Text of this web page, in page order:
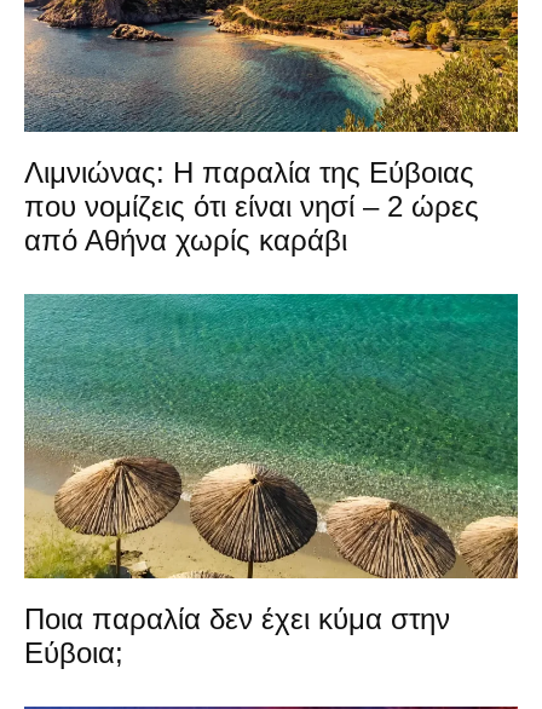
Λιμνιώνας: Η παραλία της Εύβοιας
που νομίζεις ότι είναι νησί – 2 ώρες
από Αθήνα χωρίς καράβι
Ποια παραλία δεν έχει κύμα στην
Εύβοια;